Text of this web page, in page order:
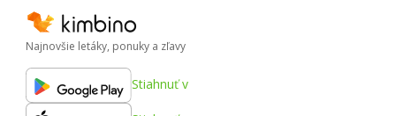
Najnovšie letáky, ponuky a zľavy
Stiahnuť v